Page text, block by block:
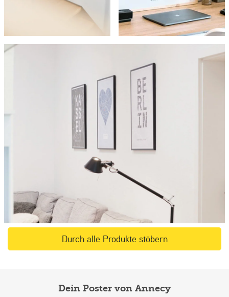
Durch alle Produkte stöbern
Dein Poster von Annecy